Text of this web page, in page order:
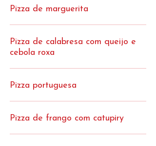
Pizza de marguerita
Pizza de calabresa com queijo e
cebola roxa
Pizza portuguesa
Pizza de frango com catupiry